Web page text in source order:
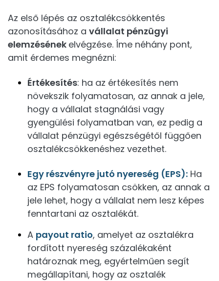
Az első lépés az osztalékcsökkentés
azonosításához a vállalat pénzügyi
elemzésének elvégzése. Íme néhány pont,
amit érdemes megnézni:
Értékesítés: ha az értékesítés nem
növekszik folyamatosan, az annak a jele,
hogy a vállalat stagnálási vagy
gyengülési folyamatban van, ez pedig a
vállalat pénzügyi egészségétől függően
osztalékcsökkenéshez vezethet.
Egy részvényre jutó nyereség (EPS): Ha
az EPS folyamatosan csökken, az annak a
jele lehet, hogy a vállalat nem lesz képes
fenntartani az osztalékát.
A payout ratio, amelyet az osztalékra
fordított nyereség százalékaként
határoznak meg, egyértelműen segít
megállapítani, hogy az osztalék